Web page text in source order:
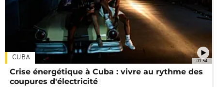
01:54
CUBA
Crise énergétique à Cuba : vivre au rythme des
coupures d'électricité